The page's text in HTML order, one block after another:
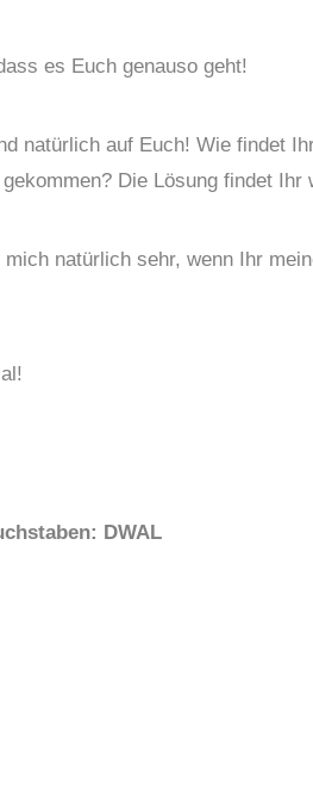
es Euch genauso geht!
natürlich auf Euch! Wie findet
Die Lösung findet Ihr
natürlich sehr, wenn Ihr
DWAL